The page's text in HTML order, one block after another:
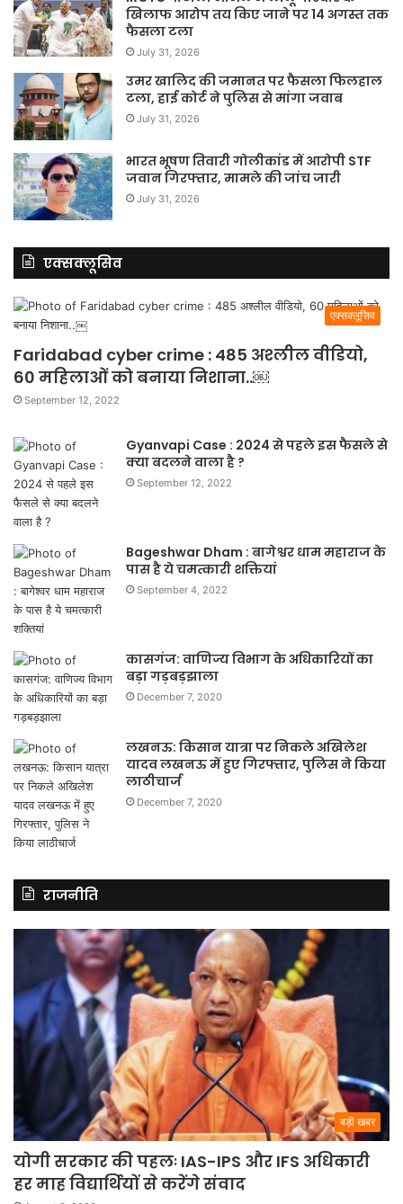
खिलाफ आरोप तय किए जाने पर 14 अगस्त तक
फैसला टला
July 31, 2026
उमर खालिद की जमानत पर फैसला फिलहाल
टला, हाई कोर्ट ने पुलिस से मांगा जवाब
July 31, 2026
भारत भूषण तिवारी गोलीकांड में आरोपी STF
जवान गिरफ्तार, मामले की जांच जारी
July 31, 2026
एक्सक्लूसिव
एक्सक्लूसिव
Faridabad cyber crime : 485 अश्लील वीडियो,
60 महिलाओं को बनाया निशाना..￼
September 12, 2022
Gyanvapi Case : 2024 से पहले इस फैसले से
क्या बदलने वाला है ?
September 12, 2022
Bageshwar Dham : बागेश्वर धाम महाराज के
पास है ये चमत्कारी शक्तियां
September 4, 2022
कासगंज: वाणिज्य विभाग के अधिकारियों का
बड़ा गड़बड़झाला
December 7, 2020
लखनऊ: किसान यात्रा पर निकले अखिलेश
यादव लखनऊ में हुए गिरफ्तार, पुलिस ने किया
लाठीचार्ज
December 7, 2020
राजनीति
बड़ी खबर
योगी सरकार की पहलः IAS-IPS और IFS अधिकारी
हर माह विद्यार्थियों से करेंगे संवाद